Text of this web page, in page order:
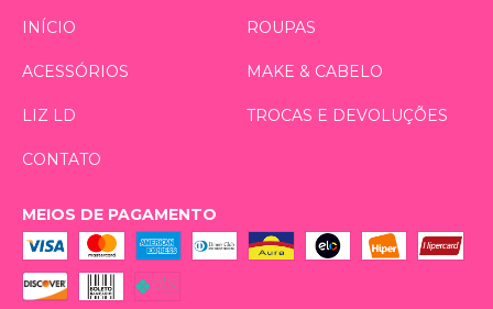
INÍCIO
ROUPAS
ACESSÓRIOS MAKE & CABELO
LIZ LD TROCAS E DEVOLUÇÕES
CONTATO
MEIOS DE PAGAMENTO